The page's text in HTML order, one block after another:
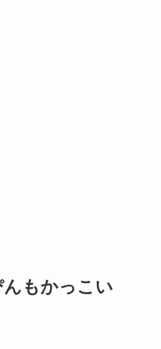
んもかっこい